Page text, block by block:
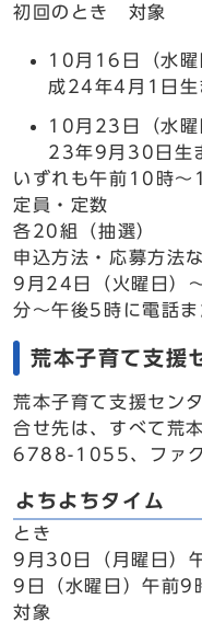
初回のとき 対象
10月16日（水
成24年4月1日生
10月23日（水
23年9月30日生
いずれも午前10時～
定員・定数
各20組（抽選）
申込方法・応募方法
9月24日（火曜日）
分～午後5時に電話
荒本子育て支援
荒本子育て支援セン
合せ先は、すべて荒
6788-1055、ファ
よちよちタイム
とき
9月30日（月曜日）
9日（水曜日）午前
対象